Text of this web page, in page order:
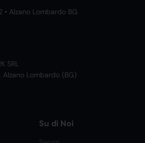
• Alzano Lombardo BG
SRL
Alzano Lombardo (BG)
Su di Noi